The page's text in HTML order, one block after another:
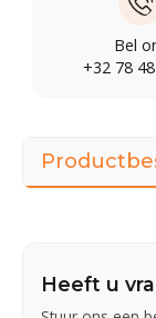
Bel
+32 78
Heeft u